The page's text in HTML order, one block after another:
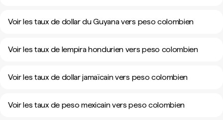
Voir les taux de dollar du Guyana vers peso colombien
Voir les taux de lempira hondurien vers peso colombien
Voir les taux de dollar jamaïcain vers peso colombien
Voir les taux de peso mexicain vers peso colombien